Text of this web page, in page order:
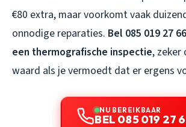
€80 extra, maar voorkomt vaak
onnodige reparaties. Bel 085 019 27
een thermografische inspectie, zeker
waard als je vermoedt dat er ergens
NU BEREIKBAAR
BEL 085 019 27